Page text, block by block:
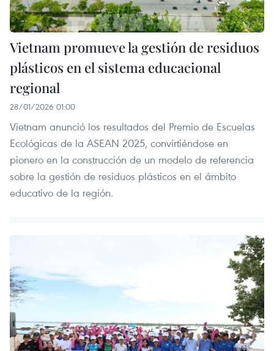
Vietnam promueve la gestión de residuos
plásticos en el sistema educacional
regional
28/01/2026 01:00
Vietnam anunció los resultados del Premio de Escuelas
Ecológicas de la ASEAN 2025, convirtiéndose en
pionero en la construcción de un modelo de referencia
sobre la gestión de residuos plásticos en el ámbito
educativo de la región.